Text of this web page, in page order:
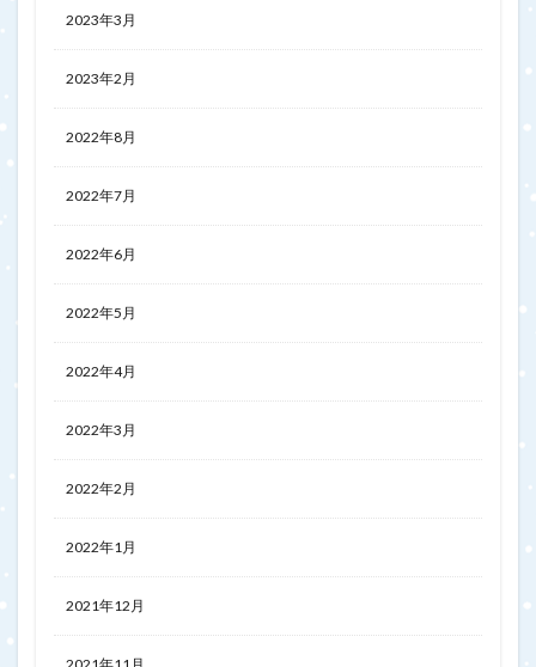
2023年3月
2023年2月
2022年8月
2022年7月
2022年6月
2022年5月
2022年4月
2022年3月
2022年2月
2022年1月
2021年12月